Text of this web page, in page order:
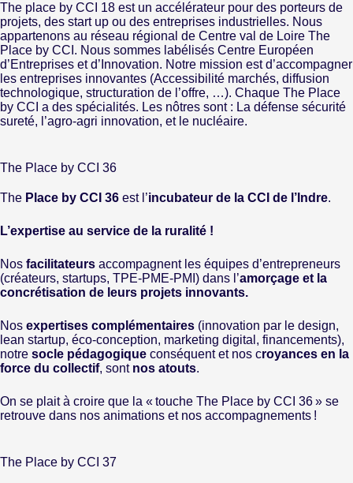
The place by CCI 18 est un accélérateur pour des porteurs de
projets, des start up ou des entreprises industrielles. Nous
appartenons au réseau régional de Centre val de Loire The
Place by CCI. Nous sommes labélisés Centre Européen
d’Entreprises et d’Innovation. Notre mission est d’accompagner
les entreprises innovantes (Accessibilité marchés, diffusion
technologique, structuration de l’offre, …). Chaque The Place
by CCI a des spécialités. Les nôtres sont : La défense sécurité
sureté, l’agro-agri innovation, et le nucléaire.
The Place by CCI 36
The Place by CCI 36 est l’incubateur de la CCI de l’Indre.
L’expertise au service de la ruralité !
Nos facilitateurs accompagnent les équipes d’entrepreneurs
(créateurs, startups, TPE-PME-PMI) dans l’amorçage et la
concrétisation de leurs projets innovants.
Nos expertises complémentaires (innovation par le design,
lean startup, éco-conception, marketing digital, financements),
notre socle pédagogique conséquent et nos croyances en la
force du collectif, sont nos atouts.
On se plait à croire que la « touche The Place by CCI 36 » se
retrouve dans nos animations et nos accompagnements !
The Place by CCI 37